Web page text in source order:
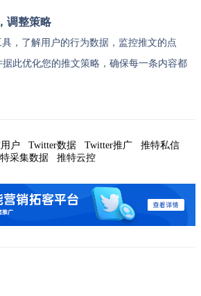
调整策略
，了解用户的行为数据，监控推文的点
此优化您的推文策略，确保每一条内容都
户 Twitter数据 Twitter推广
推特私信
采集数据 推特云控